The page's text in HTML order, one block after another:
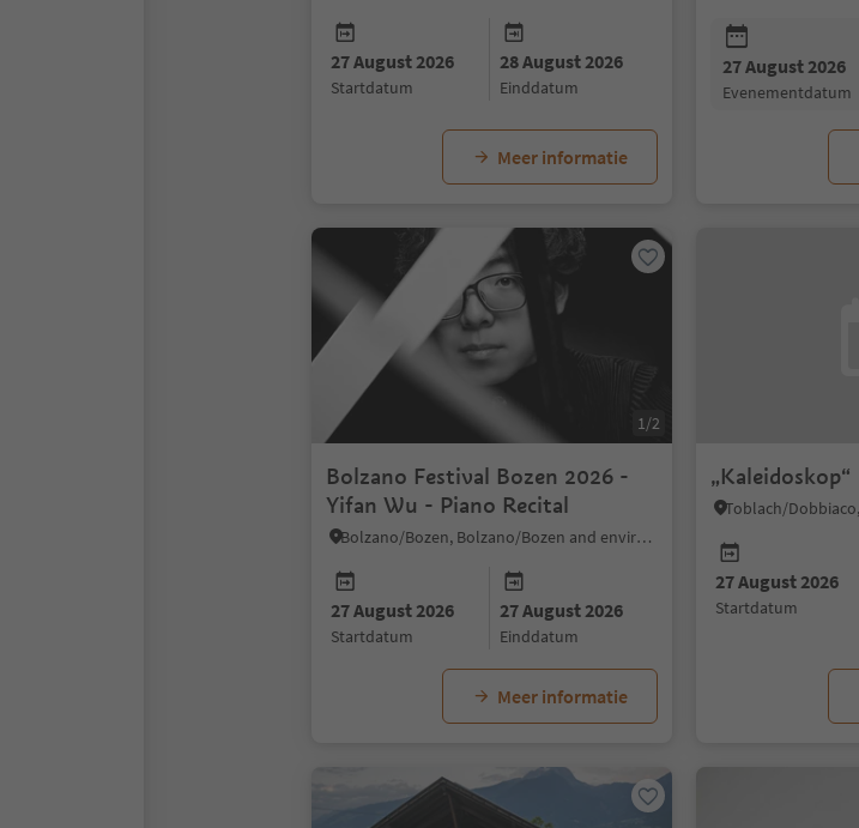
27 August 2026
startdatum
28 August 2026
einddatum
Meer informatie
27 August 2026
evenementdatum
1/2
Bolzano Festival Bozen 2026 -
Yifan Wu - Piano Recital
Bolzano/Bozen, Bolzano/Bozen and environs
27 August 2026
startdatum
27 August 2026
einddatum
Meer informatie
„Kaleidoskop“
27 August 2026
startdatum